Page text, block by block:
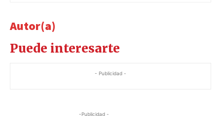
Autor(a)
Puede interesarte
- Publicidad -
-Publicidad -